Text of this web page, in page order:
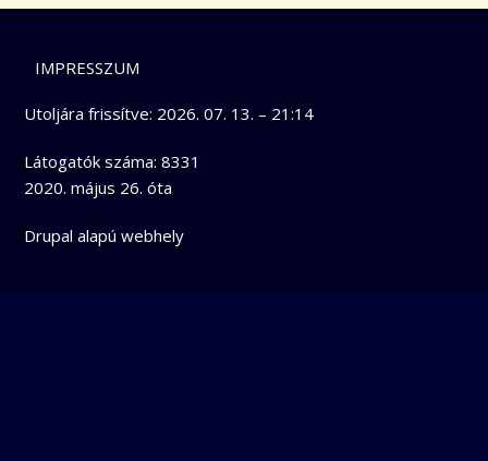
IMPRESSZUM
Utoljára frissítve: 2026. 07. 13. – 21:14
Látogatók száma: 8331
2020. május 26. óta
Drupal alapú webhely